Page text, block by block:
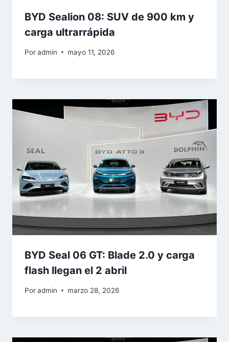
BYD Sealion 08: SUV de 900 km y
carga ultrarrápida
Poradmin mayo 11, 2026
BYD Seal 06 GT: Blade 2.0 y carga
flash llegan el 2 abril
Poradmin marzo 28, 2026